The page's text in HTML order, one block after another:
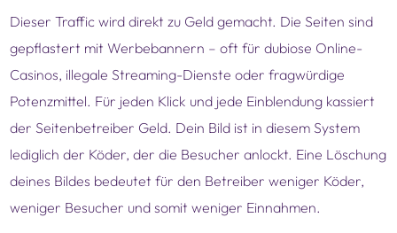
Dieser Traffic wird direkt zu Geld gemacht. Die Seiten sind
gepflastert mit Werbebannern – oft für dubiose Online-
Casinos, illegale Streaming-Dienste oder fragwürdige
Potenzmittel. Für jeden Klick und jede Einblendung kassiert
der Seitenbetreiber Geld. Dein Bild ist in diesem System
lediglich der Köder, der die Besucher anlockt. Eine Löschung
deines Bildes bedeutet für den Betreiber weniger Köder,
weniger Besucher und somit weniger Einnahmen.